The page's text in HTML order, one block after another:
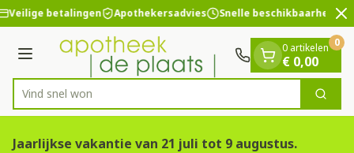
Ga naar de inhoud
1 van 2
Veilige betalingen Apothekersadvies Snelle beschikbaarheid
Menu
Product, merk, categorie...
Vind snel wondver Zoek
0 artikelen
€ 0,00
0
Jaarlijkse vakantie van 21 juli tot 9 augustus.